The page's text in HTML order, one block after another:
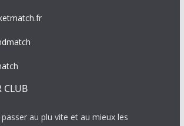
CLUB
au plu vite et au mieux les